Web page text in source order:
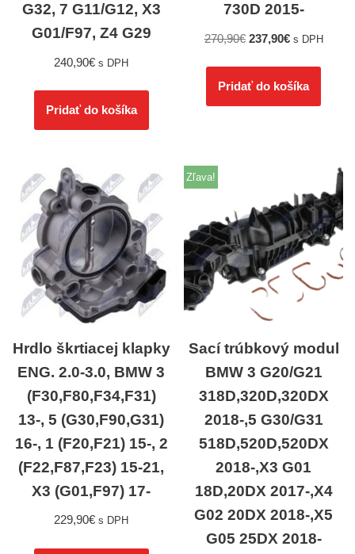
G32, 7 G11/G12, X3
G01/F97, Z4 G29
240,90€ s DPH
Pridať do košíka
730D 2015-
270,90€ 237,90€ s DPH
Pridať do košíka
Hrdlo škrtiacej klapky
ENG. 2.0-3.0, BMW 3
(F30,F80,F34,F31)
13-, 5 (G30,F90,G31)
16-, 1 (F20,F21) 15-, 2
(F22,F87,F23) 15-21,
X3 (G01,F97) 17-
229,90€ s DPH
Zľava!
Sací trúbkový modul
BMW 3 G20/G21
318D,320D,320DX
2018-,5 G30/G31
518D,520D,520DX
2018-,X3 G01
18D,20DX 2017-,X4
G02 20DX 2018-,X5
G05 25DX 2018-